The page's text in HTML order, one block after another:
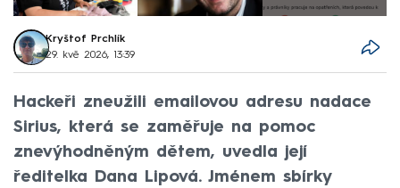
Kryštof Prchlík
29. kvě 2026, 13:39
Hackeři zneužili emailovou adresu nadace
Sirius, která se zaměřuje na pomoc
znevýhodněným dětem, uvedla její
ředitelka Dana Lipová. Jménem sbírky